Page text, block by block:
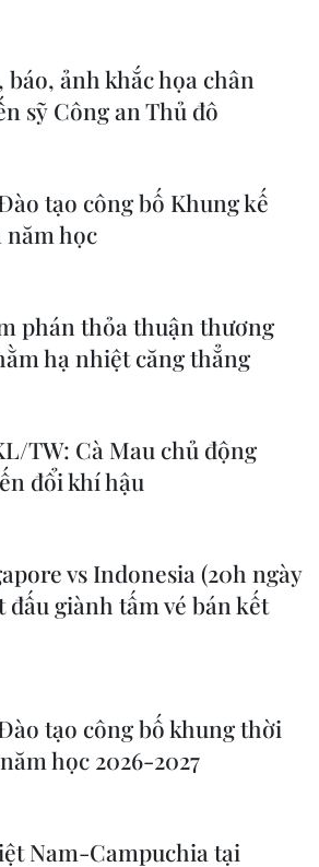
pháo hoa chào mừng lễ hội. (Ảnh: An
hoa chào mừng lễ hội. (Ảnh: An
báo, ảnh khắc họa chân
sỹ Công an Thủ đô
tạo công bố Khung kế
học
phán thỏa thuận thương
hạ nhiệt căng thẳng
TW: Cà Mau chủ động
đổi khí hậu
vs Indonesia (20h ngày
đấu giành tấm vé bán kết
tạo công bố khung thời
học 2026-2027
Nam-Campuchia tại